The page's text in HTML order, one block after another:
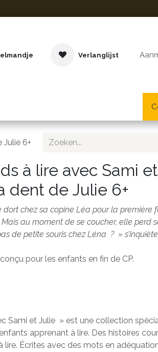
Verlanglijst
6+
à lire avec Sami et
dent de Julie 6+
dort chez sa copine Léa pour la première
au moment de se coucher, elle perd
de petite souris chez Léna ? »
pour les enfants en fin de CP.
Sami et Julie » est une collection
apprenant à lire. Des histoires
lire. Écrites avec des mots en